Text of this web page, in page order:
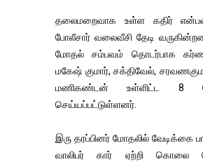
தலைமறைவாக உள்ள கதிர்
போலீசார் வலைவீசி தேடி
மோதல் சம்பவம் தொடர்பாக
மகேஷ் குமார், சக்திவேல்,
மணிகண்டன் உள்ளிட்ட 8
செய்யப்பட்டுள்ளனர்.
இரு தரப்பினர் மோதலில் வேடிக்கை
வாலிபர் கார் ஏற்றி கொலை